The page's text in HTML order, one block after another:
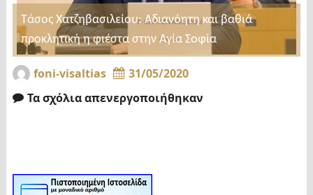
Τάσος Χατζηβασιλείου: Αδιανόητη και βαθιά
προκλητική η φιέστα στην Αγία Σοφία
foni-visaltias
31/05/2020
Τα σχόλια απενεργοποιήθηκαν